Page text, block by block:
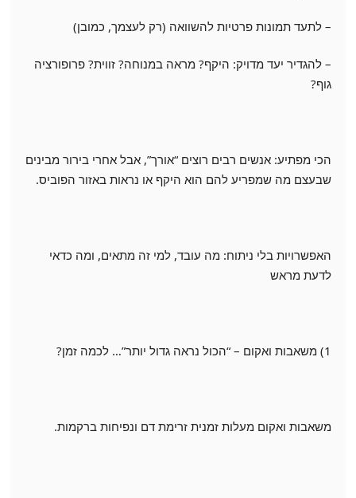
– לתעד תמונות פרטיות להשוואה (רק לעצמך, כמובן)
– להגדיר יעד מדויק: היקף? מראה במנוחה? זווית? פרופורציה
גוף?
הכי מפתיע: אנשים רבים רוצים “אורך”, אבל אחרי בירור מבינים
שבעצם מה שמפריע להם הוא היקף או נראות באזור הפוביס.
האפשרויות בלי ניתוח: מה עובד, למי זה מתאים, ומה כדאי
לדעת מראש
1) משאבות ואקום – “הכול נראה גדול יותר”… לכמה זמן?
משאבות ואקום מעלות זמנית זרימת דם ונפיחות ברקמות.